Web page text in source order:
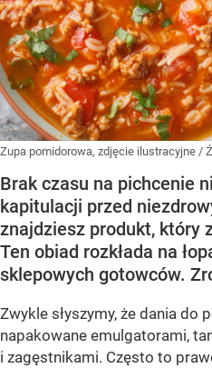
Zupa pomidorowa, zdjęcie ilustracyjne /
Brak czasu na pichcenie
kapitulacji przed
znajdziesz produkt, który
Ten obiad rozkłada na
sklepowych gotowców.
Zwykle słyszymy, że dania do
napakowane emulgatorami,
i zagęstnikami. Często to